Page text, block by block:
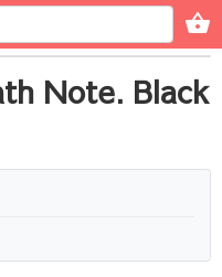
Note. Black